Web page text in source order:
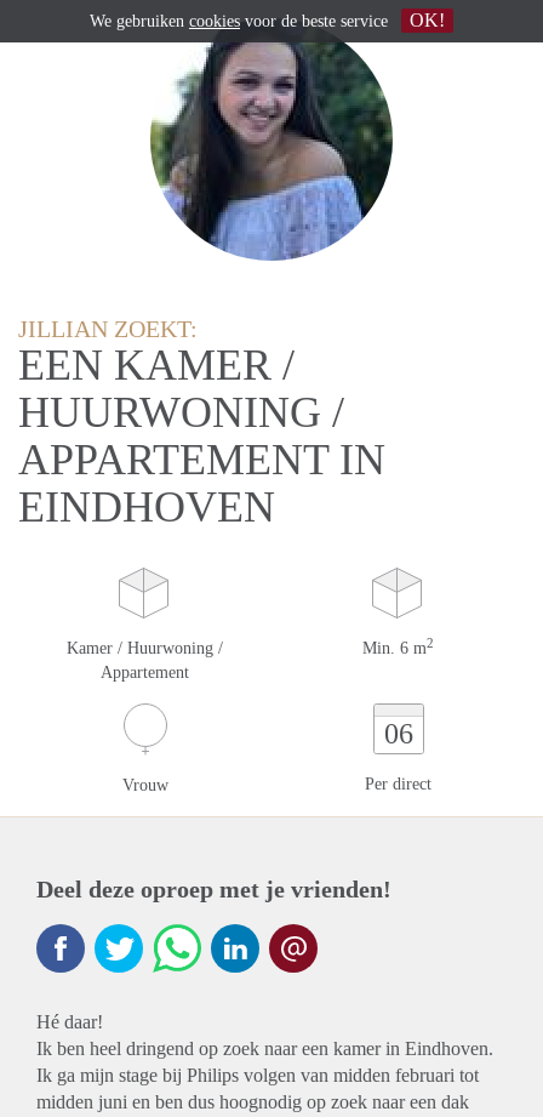
JILLIAN ZOEKT:
EEN KAMER /
HUURWONING /
APPARTEMENT IN
EINDHOVEN
Kamer / Huurwoning /
Appartement
Min. 6 m2
Vrouw
06
Per direct
Deel deze oproep met je vrienden!
Hé daar!
Ik ben heel dringend op zoek naar een kamer in Eindhoven.
Ik ga mijn stage bij Philips volgen van midden februari tot
midden juni en ben dus hoognodig op zoek naar een dak
We gebruiken cookiesvoor de beste service OK!